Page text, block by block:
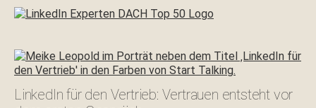
LinkedIn für den Vertrieb: Vertrauen entsteht vor